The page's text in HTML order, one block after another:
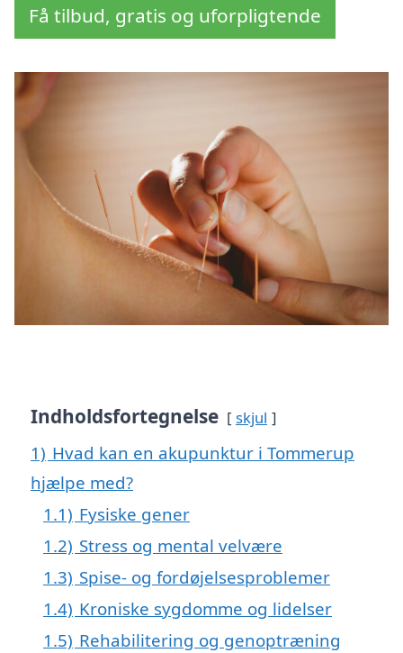
Få tilbud, gratis og uforpligtende
Indholdsfortegnelse skjul
1) Hvad kan en akupunktur i Tommerup
hjælpe med?
1.1) Fysiske gener
1.2) Stress og mental velvære
1.3) Spise- og fordøjelsesproblemer
1.4) Kroniske sygdomme og lidelser
1.5) Rehabilitering og genoptræning